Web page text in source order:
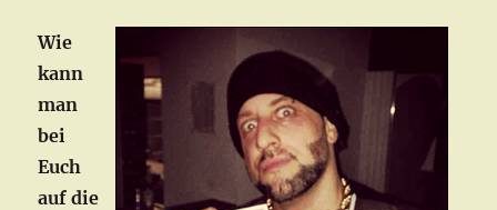
Wie
kann
man
bei
Euch
auf die